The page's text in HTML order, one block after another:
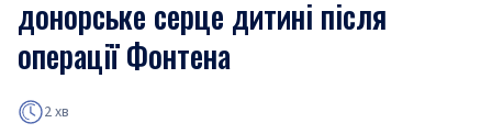
донорське серце дитині після
операції Фонтена
2 хв